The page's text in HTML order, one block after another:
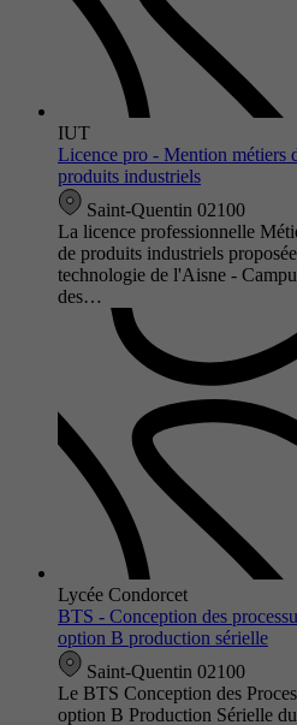
IUT
Licence pro - Mention métiers
produits industriels
Saint-Quentin 02100
La licence professionnelle
de produits industriels
technologie de l'Aisne -
des…
Lycée Condorcet
BTS - Conception des
option B production sérielle
Saint-Quentin 02100
Le BTS Conception des
option B Production Sérielle